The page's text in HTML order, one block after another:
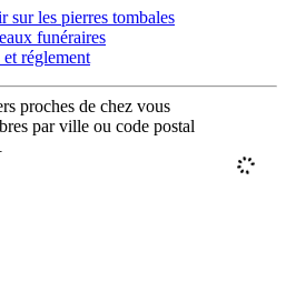
sur les pierres tombales
funéraires
réglement
proches de chez vous
par ville ou code postal